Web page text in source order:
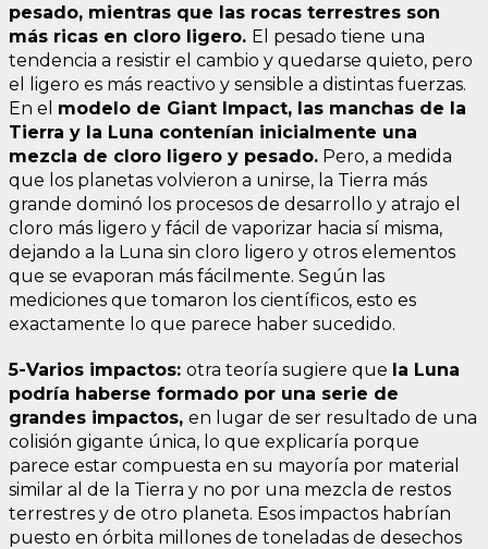
pesado, mientras que las rocas terrestres son
más ricas en cloro ligero. El pesado tiene una
tendencia a resistir el cambio y quedarse quieto, pero
el ligero es más reactivo y sensible a distintas fuerzas.
En el modelo de Giant Impact, las manchas de la
Tierra y la Luna contenían inicialmente una
mezcla de cloro ligero y pesado. Pero, a medida
que los planetas volvieron a unirse, la Tierra más
grande dominó los procesos de desarrollo y atrajo el
cloro más ligero y fácil de vaporizar hacia sí misma,
dejando a la Luna sin cloro ligero y otros elementos
que se evaporan más fácilmente. Según las
mediciones que tomaron los científicos, esto es
exactamente lo que parece haber sucedido.
5-Varios impactos: otra teoría sugiere que la Luna
podría haberse formado por una serie de
grandes impactos, en lugar de ser resultado de una
colisión gigante única, lo que explicaría porque
parece estar compuesta en su mayoría por material
similar al de la Tierra y no por una mezcla de restos
terrestres y de otro planeta. Esos impactos habrían
puesto en órbita millones de toneladas de desechos